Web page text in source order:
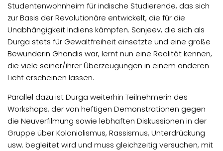
Studentenwohnheim für indische Studierende, das sich
zur Basis der Revolutionäre entwickelt, die für die
Unabhängigkeit Indiens kämpfen. Sanjeev, die sich als
Durga stets für Gewaltfreiheit einsetzte und eine große
Bewunderin Ghandis war, lernt nun eine Realität kennen,
die viele seiner/ihrer Überzeugungen in einem anderen
Licht erscheinen lassen.
Parallel dazu ist Durga weiterhin Teilnehmerin des
Workshops, der von heftigen Demonstrationen gegen
die Neuverfilmung sowie lebhaften Diskussionen in der
Gruppe über Kolonialismus, Rassismus, Unterdrückung
usw. begleitet wird und muss gleichzeitig versuchen, mit